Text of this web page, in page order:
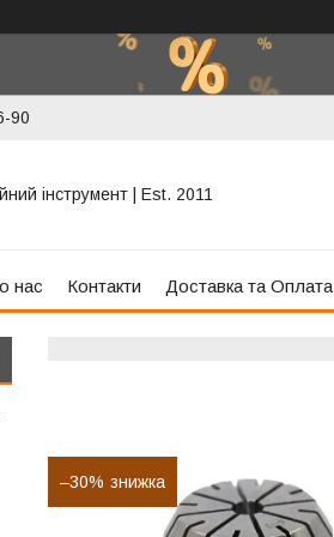
90
інструмент | Est. 2011
нас Контакти Доставка та Оплата
–30%